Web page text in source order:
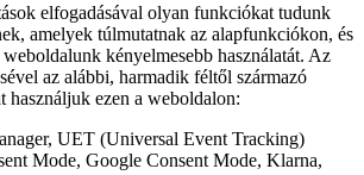
elfogadásával olyan funkciókat tudunk
amelyek túlmutatnak az alapfunkciókon, és
kényelmesebb használatát. Az
az alábbi, harmadik féltől származó
használjuk ezen a weboldalon:
UET (Universal Event Tracking)
Mode, Google Consent Mode, Klarna,